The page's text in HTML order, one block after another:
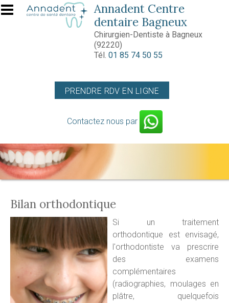
Aller au contenu principal
Annadent Centre
dentaire Bagneux
Chirurgien-Dentiste à Bagneux
(92220)
Tél. 01 85 74 50 55
PRENDRE RDV EN LIGNE
Contactez nous par
Bilan orthodontique
Si un traitement
orthodontique est envisagé,
l'orthodontiste va prescrire
des examens
complémentaires
(radiographies, moulages en
plâtre, quelquefois